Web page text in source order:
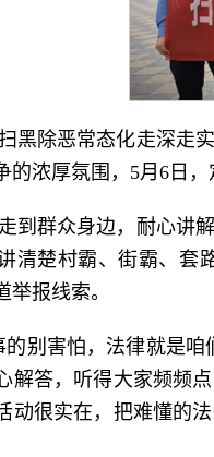
黑除恶常态化走深走
的浓厚氛围，5月6日
到群众身边，耐心讲
清楚村霸、街霸、套
举报线索。
的别害怕，法律就是
解答，听得大家频频
动很实在，把难懂的